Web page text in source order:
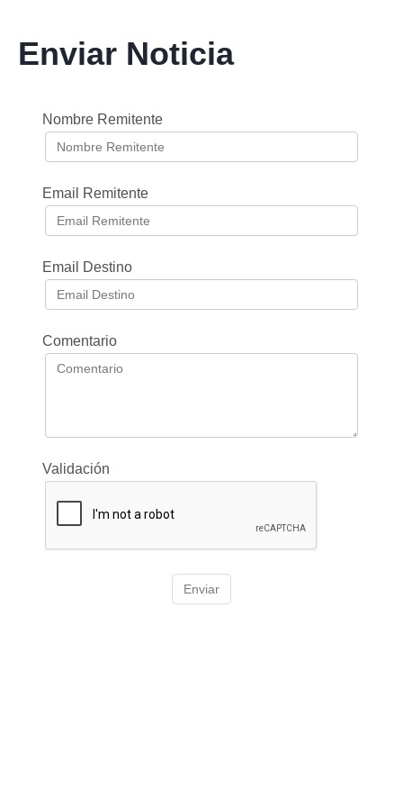
Enviar Noticia
Nombre Remitente
Email Remitente
Email Destino
Comentario
Validación